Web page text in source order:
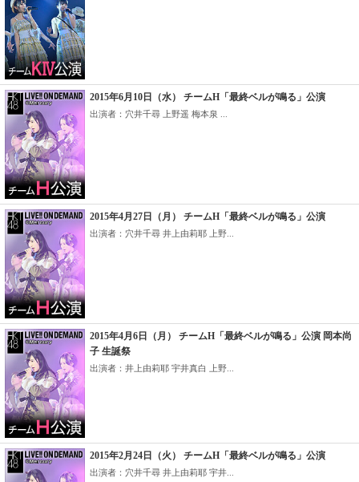
2015年6月10日（水） チームH「最終ベルが鳴る」公演
出演者：穴井千尋 上野遥 梅本泉 ...
2015年4月27日（月） チームH「最終ベルが鳴る」公演
出演者：穴井千尋 井上由莉耶 上野...
2015年4月6日（月） チームH「最終ベルが鳴る」公演 岡本尚
子 生誕祭
出演者：井上由莉耶 宇井真白 上野...
2015年2月24日（火） チームH「最終ベルが鳴る」公演
出演者：穴井千尋 井上由莉耶 宇井...